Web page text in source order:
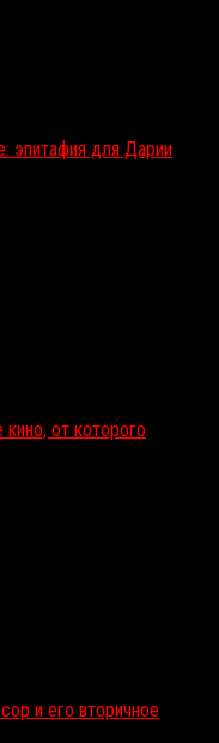
эпитафия для Дарии
от которого
и его вторичное